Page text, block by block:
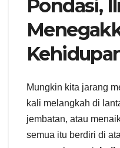
Pondasi,
Mungkin kita jarang
kali melangkah di
jembatan, atau
semua itu berdiri di